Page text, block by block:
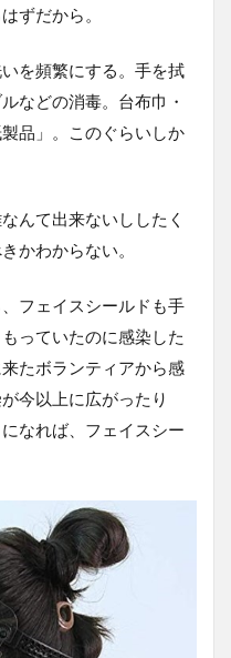
ずだから。
を頻繁にする。手を拭
などの消毒。台布巾・
品」。このぐらいしか
んて出来ないししたく
かわからない。
フェイスシールドも手
っていたのに感染した
たボランティアから感
今以上に広がったり
なれば、フェイスシー